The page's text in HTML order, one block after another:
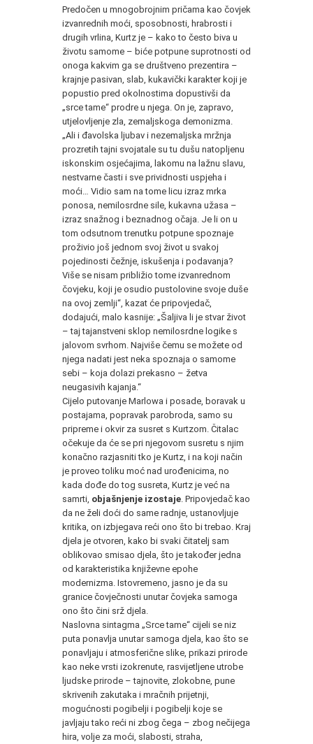
Predočen u mnogobrojnim pričama kao čovjek
izvanrednih moći, sposobnosti, hrabrosti i
drugih vrlina, Kurtz je – kako to često biva u
životu samome – biće potpune suprotnosti od
onoga kakvim ga se društveno prezentira –
krajnje pasivan, slab, kukavički karakter koji je
popustio pred okolnostima dopustivši da
„srce tame“ prodre u njega. On je, zapravo,
utjelovljenje zla, zemaljskoga demonizma.
„Ali i đavolska ljubav i nezemaljska mržnja
prozretih tajni svojatale su tu dušu natopljenu
iskonskim osjećajima, lakomu na lažnu slavu,
nestvarne časti i sve prividnosti uspjeha i
moći… Vidio sam na tome licu izraz mrka
ponosa, nemilosrdne sile, kukavna užasa –
izraz snažnog i beznadnog očaja. Je li on u
tom odsutnom trenutku potpune spoznaje
proživio još jednom svoj život u svakoj
pojedinosti čežnje, iskušenja i podavanja?
Više se nisam približio tome izvanrednom
čovjeku, koji je osudio pustolovine svoje duše
na ovoj zemlji“, kazat će pripovjedač,
dodajući, malo kasnije: „Šaljiva li je stvar život
– taj tajanstveni sklop nemilosrdne logike s
jalovom svrhom. Najviše čemu se možete od
njega nadati jest neka spoznaja o samome
sebi – koja dolazi prekasno – žetva
neugasivih kajanja.“
Cijelo putovanje Marlowa i posade, boravak u
postajama, popravak parobroda, samo su
pripreme i okvir za susret s Kurtzom. Čitalac
očekuje da će se pri njegovom susretu s njim
konačno razjasniti tko je Kurtz, i na koji način
je proveo toliku moć nad urođenicima, no
kada dođe do tog susreta, Kurtz je već na
samrti, objašnjenje izostaje . Pripovjedač kao
da ne želi doći do same radnje, ustanovljuje
kritika, on izbjegava reći ono što bi trebao. Kraj
djela je otvoren, kako bi svaki čitatelj sam
oblikovao smisao djela, što je također jedna
od karakteristika književne epohe
modernizma. Istovremeno, jasno je da su
granice čovječnosti unutar čovjeka samoga
ono što čini srž djela.
Naslovna sintagma „Srce tame“ cijeli se niz
puta ponavlja unutar samoga djela, kao što se
ponavljaju i atmosferične slike, prikazi prirode
kao neke vrsti izokrenute, rasvijetljene utrobe
ljudske prirode – tajnovite, zlokobne, pune
skrivenih zakutaka i mračnih prijetnji,
mogućnosti pogibelji i pogibelji koje se
javljaju tako reći ni zbog čega – zbog nečijega
hira, volje za moći, slabosti, straha,